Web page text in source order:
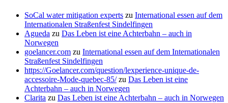
SoCal water mitigation experts zu International essen auf dem
Internationalen Straßenfest Sindelfingen
Agueda zu Das Leben ist eine Achterbahn – auch in
Norwegen
goelancer.com zu International essen auf dem Internationalen
Straßenfest Sindelfingen
https://Goelancer.com/question/lexperience-unique-de-
accessoire-Mode-quebec-85/zu Das Leben ist eine
Achterbahn – auch in Norwegen
Clarita zu Das Leben ist eine Achterbahn – auch in Norwegen